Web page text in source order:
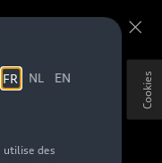
Cookies